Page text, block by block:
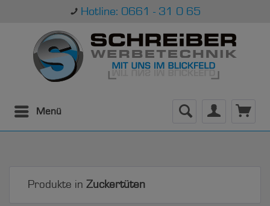
Hotline: 0661 - 31 0 65
Menü
Produkte in Zuckertüten